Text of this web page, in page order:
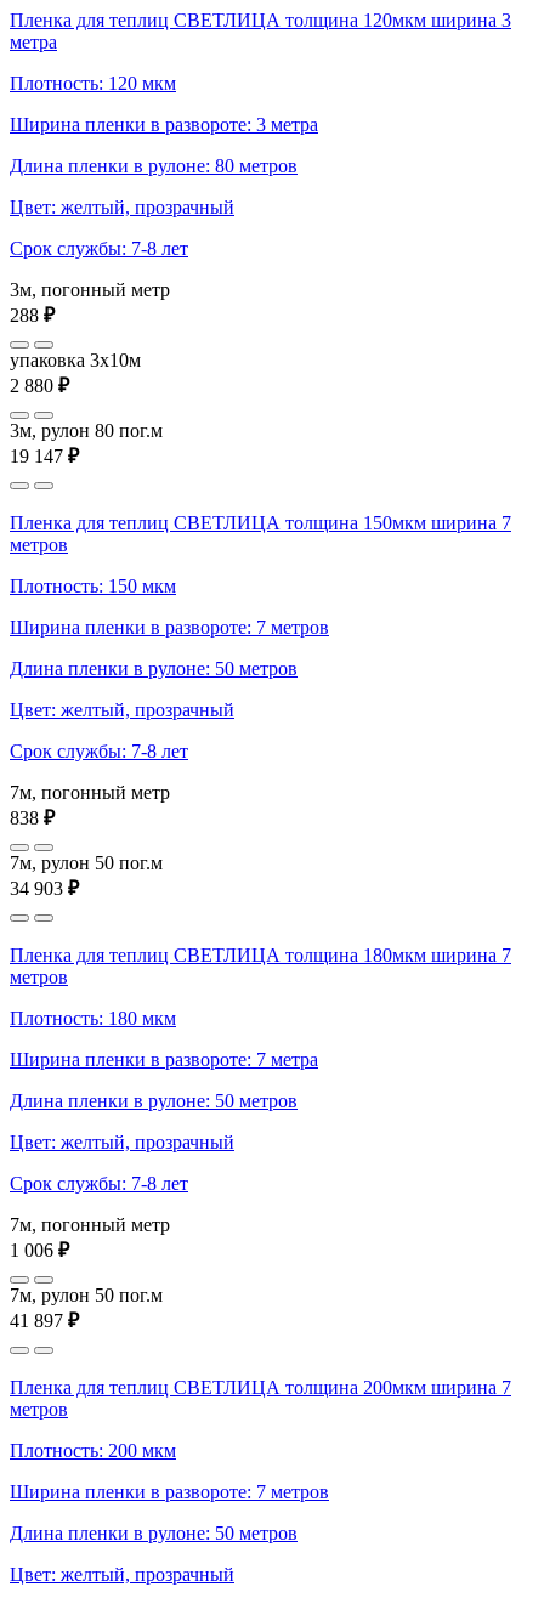
Пленка для теплиц СВЕТЛИЦА толщина 120мкм ширина 3
метра
Плотность: 120 мкм
Ширина пленки в развороте: 3 метра
Длина пленки в рулоне: 80 метров
Цвет: желтый, прозрачный
Срок службы: 7-8 лет
3м, погонный метр
288 ₽
упаковка 3x10м
2 880 ₽
3м, рулон 80 пог.м
19 147 ₽
Пленка для теплиц СВЕТЛИЦА толщина 150мкм ширина 7
метров
Плотность: 150 мкм
Ширина пленки в развороте: 7 метров
Длина пленки в рулоне: 50 метров
Цвет: желтый, прозрачный
Срок службы: 7-8 лет
7м, погонный метр
838 ₽
7м, рулон 50 пог.м
34 903 ₽
Пленка для теплиц СВЕТЛИЦА толщина 180мкм ширина 7
метров
Плотность: 180 мкм
Ширина пленки в развороте: 7 метра
Длина пленки в рулоне: 50 метров
Цвет: желтый, прозрачный
Срок службы: 7-8 лет
7м, погонный метр
1 006 ₽
7м, рулон 50 пог.м
41 897 ₽
Пленка для теплиц СВЕТЛИЦА толщина 200мкм ширина 7
метров
Плотность: 200 мкм
Ширина пленки в развороте: 7 метров
Длина пленки в рулоне: 50 метров
Цвет: желтый, прозрачный